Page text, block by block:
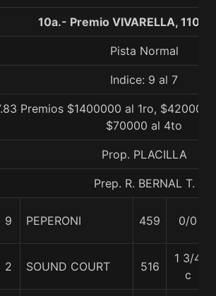
10a.- Premio VIVARELLA, 1100
Pista Normal
Indice: 9 al 7
Premios $1400000 al 1ro,
$70000 al 4to
Prop. PLACILLA
Prep. R. BERNAL T.
9 PEPERONI 459 0/0
2 SOUND COURT 516
1 3/4
c